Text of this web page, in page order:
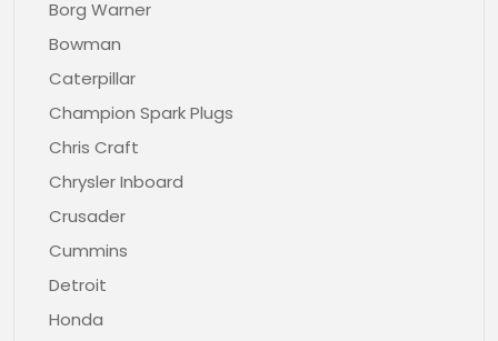
Borg Warner
Bowman
Caterpillar
Champion Spark Plugs
Chris Craft
Chrysler Inboard
Crusader
Cummins
Detroit
Honda